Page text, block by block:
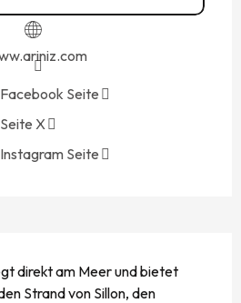
Facebook Seite
Seite X
Instagram Seite
direkt am Meer und bietet
Strand von Sillon, den